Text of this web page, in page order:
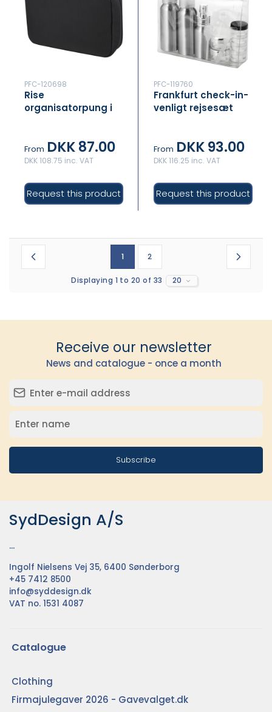
PFC-120698
Rise
organisatorpung i
From DKK 87.00
DKK 108.75 inc. VAT
Request this product
PFC-119760
Frankfurt check-in-
venligt rejsesæt
From DKK 93.00
DKK 116.25 inc. VAT
Request this product
1 2
Displaying 1 to 20 of 33 20
Receive our newsletter
News and catalogue - once a month
Subscribe
SydDesign A/S
...
Ingolf Nielsens Vej 35, 6400 Sønderborg
+45 7412 8500
info@syddesign.dk
VAT no. 1531 4087
Catalogue
Clothing
Firmajulegaver 2026 - Gavevalget.dk